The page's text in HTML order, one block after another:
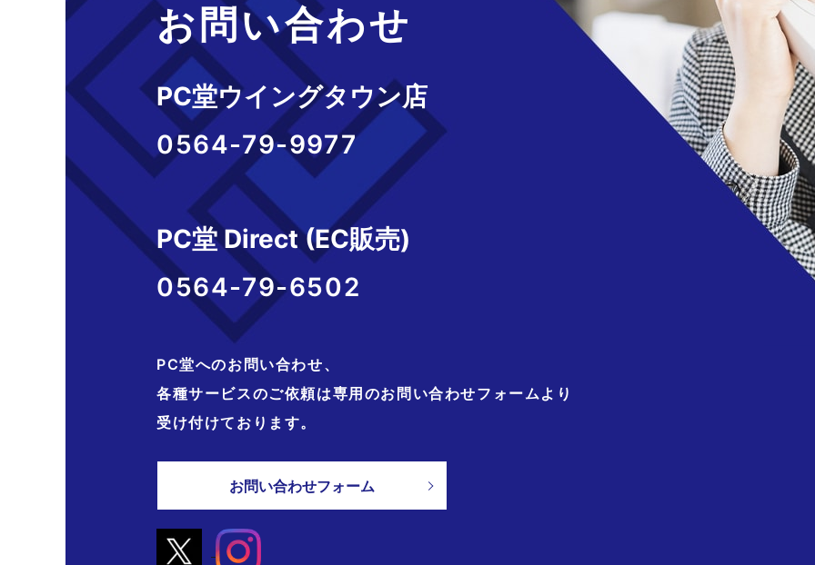
お問い合わせ
PC堂ウイングタウン店
0564-79-9977
PC堂 Direct (EC販売)
0564-79-6502
PC堂へのお問い合わせ、
各種サービスのご依頼は専用のお問い合わせフォームより
受け付けております。
お問い合わせフォーム